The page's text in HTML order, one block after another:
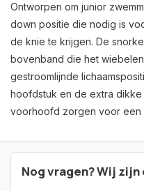
Ontworpen om junior
down positie die nodig is
de knie te krijgen. De
bovenband die het
gestroomlijnde
hoofdstuk en de extra dikke
voorhoofd zorgen voor een
Nog vragen? Wij zijn